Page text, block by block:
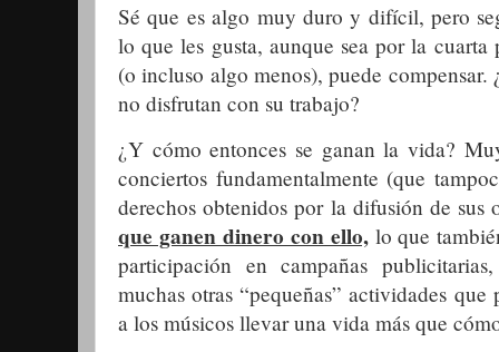
Sé que es algo muy duro y difícil, pero
lo que les gusta, aunque sea por la cuarta
(o incluso algo menos), puede compensar.
no disfrutan con su trabajo?
¿Y cómo entonces se ganan la vida?
conciertos fundamentalmente (que
derechos obtenidos por la difusión de sus
que ganen dinero con ello,lo que
participación en campañas
muchas otras “pequeñas” actividades
a los músicos llevar una vida más que